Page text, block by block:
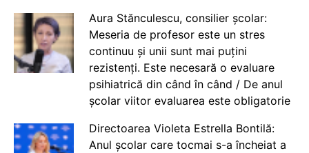
Aura Stănculescu, consilier școlar:
Meseria de profesor este un stres
continuu și unii sunt mai puțini
rezistenți. Este necesară o evaluare
psihiatrică din când în când / De anul
școlar viitor evaluarea este obligatorie
Directoarea Violeta Estrella Bontilă:
Anul școlar care tocmai s-a încheiat a